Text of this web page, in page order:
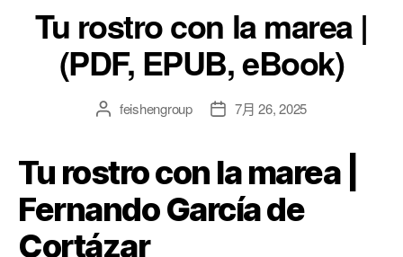
Tu rostro con la marea |
(PDF, EPUB, eBook)
feishengroup 7月 26, 2025
Tu rostro con la marea |
Fernando García de
Cortázar